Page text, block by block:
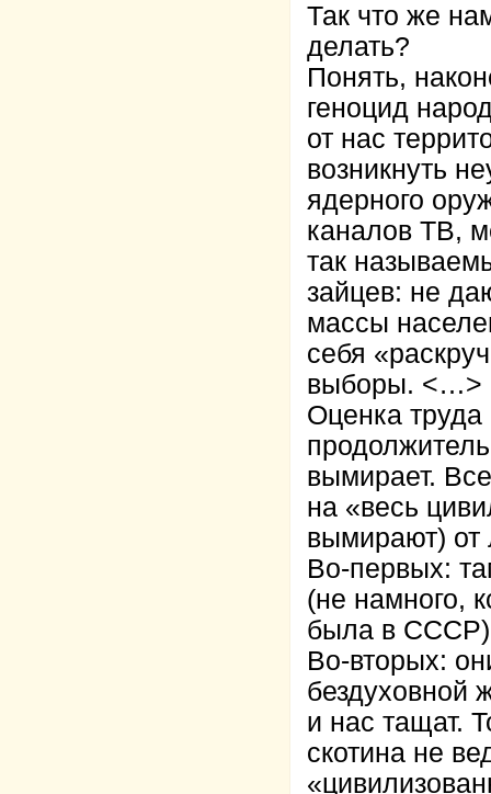
Так что же
делать?
Понять,
геноцид
от нас
возникнуть
ядерного
каналов ТВ,
так
зайцев: не
массы
себя
выборы. <…>
Оценка
вымирает.
на «весь
вымирают) от
Во-первых:
(не намного,
была в
Во-вторых:
бездуховной
и нас тащат.
скотина не